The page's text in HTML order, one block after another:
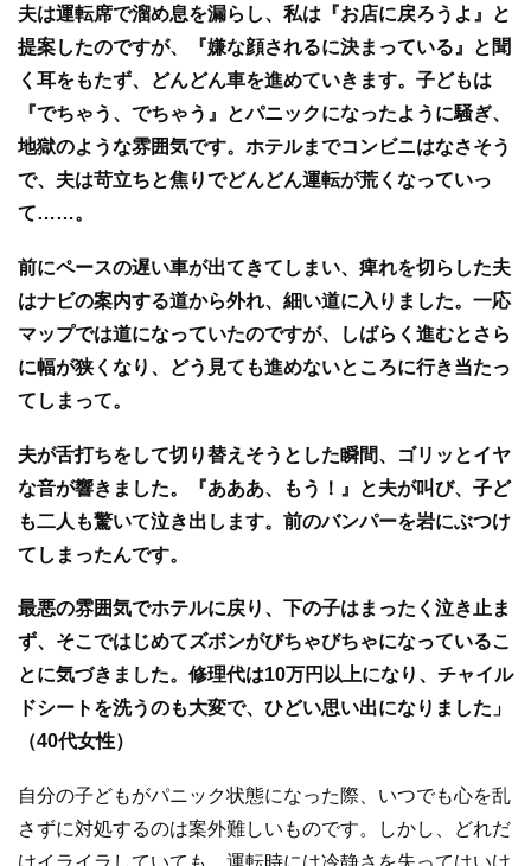
夫は運転席で溜め息を漏らし、私は『お店に戻ろうよ』と
提案したのですが、『嫌な顔されるに決まっている』と聞
く耳をもたず、どんどん車を進めていきます。子どもは
『でちゃう、でちゃう』とパニックになったように騒ぎ、
地獄のような雰囲気です。ホテルまでコンビニはなさそう
で、夫は苛立ちと焦りでどんどん運転が荒くなっていっ
て……。
前にペースの遅い車が出てきてしまい、痺れを切らした夫
はナビの案内する道から外れ、細い道に入りました。一応
マップでは道になっていたのですが、しばらく進むとさら
に幅が狭くなり、どう見ても進めないところに行き当たっ
てしまって。
夫が舌打ちをして切り替えそうとした瞬間、ゴリッとイヤ
な音が響きました。『あああ、もう！』と夫が叫び、子ど
も二人も驚いて泣き出します。前のバンパーを岩にぶつけ
てしまったんです。
最悪の雰囲気でホテルに戻り、下の子はまったく泣き止ま
ず、そこではじめてズボンがびちゃびちゃになっているこ
とに気づきました。修理代は10万円以上になり、チャイル
ドシートを洗うのも大変で、ひどい思い出になりました」
（40代女性）
自分の子どもがパニック状態になった際、いつでも心を乱
さずに対処するのは案外難しいものです。しかし、どれだ
けイライラしていても、運転時には冷静さを失ってはいけ